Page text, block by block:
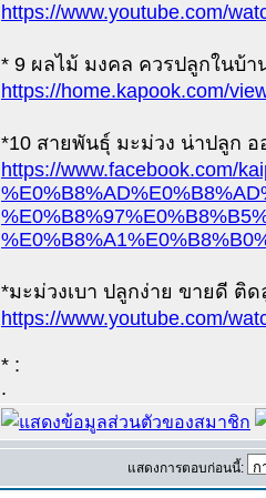
https://www.youtube.com/
* 9 ผลไม้ มงคล ควรปลูกในบ้า
https://home.kapook.com/
*10 สายพันธุ์ มะม่วง น่าปลูก
https://www.facebook.com/
*มะม่วงเบา ปลูกง่าย ขายดี ติ
https://www.youtube.com/
* :
.
แสดงการตอบก่อนนี้: